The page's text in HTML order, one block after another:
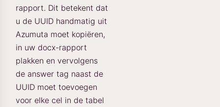
rapport. Dit betekent dat
u de UUID handmatig uit
Azumuta moet kopiëren,
in uw docx-rapport
plakken en vervolgens
de answer tag naast de
UUID moet toevoegen
voor elke cel in de tabel